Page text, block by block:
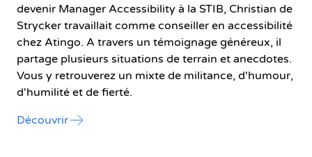
devenir Manager Accessibility à la STIB, Christian de
Strycker travaillait comme conseiller en accessibilité
chez Atingo. A travers un témoignage généreux, il
partage plusieurs situations de terrain et anecdotes.
Vous y retrouverez un mixte de militance, d'humour,
d'humilité et de fierté.
Découvrirl'article "Ils ont contribué à la mission